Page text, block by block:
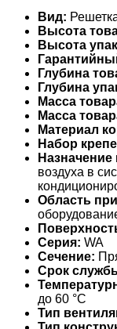
Вид:
Высота
Высота
Глубина
Глубина
Масса
Масса
Материал
Набор
Назначение
воздуха в
Область
Серия: WA
Сечение:
Срок
до 60 °С
Тип